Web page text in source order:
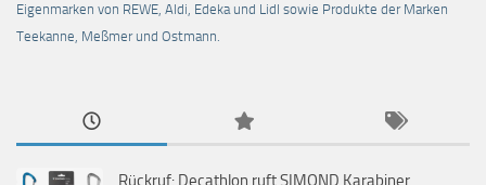
Eigenmarken von REWE, Aldi, Edeka und Lidl sowie Produkte der Marken
Teekanne, Meßmer und Ostmann.